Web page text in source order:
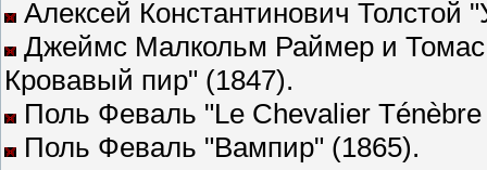
Алексей Константинович Толстой
Джеймс Малкольм Раймер и
Кровавый пир" (1847).
Поль Феваль "Le Chevalier
Поль Феваль "Вампир" (1865).